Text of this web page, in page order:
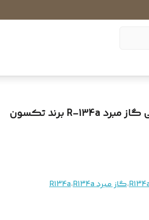
کپسول 13.6 کیلوگرمی گاز مبرد R-134a برند تکسون
،گاز مبرد R134a ،R134a